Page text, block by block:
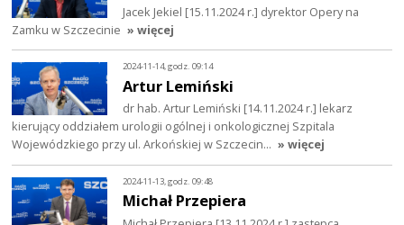
Jacek Jekiel [15.11.2024 r.] dyrektor Opery na
Zamku w Szczecinie » więcej
2024-11-14, godz. 09:14
Artur Lemiński
dr hab. Artur Lemiński [14.11.2024 r.] lekarz
kierujący oddziałem urologii ogólnej i onkologicznej Szpitala
Wojewódzkiego przy ul. Arkońskiej w Szczecin… » więcej
2024-11-13, godz. 09:48
Michał Przepiera